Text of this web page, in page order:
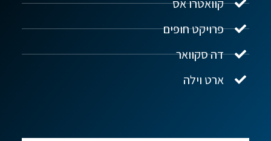
קוואטרו אס
פרויקט חופים
דה סקוואר
ארט וילה
שלום! איך אפשר לעזור?